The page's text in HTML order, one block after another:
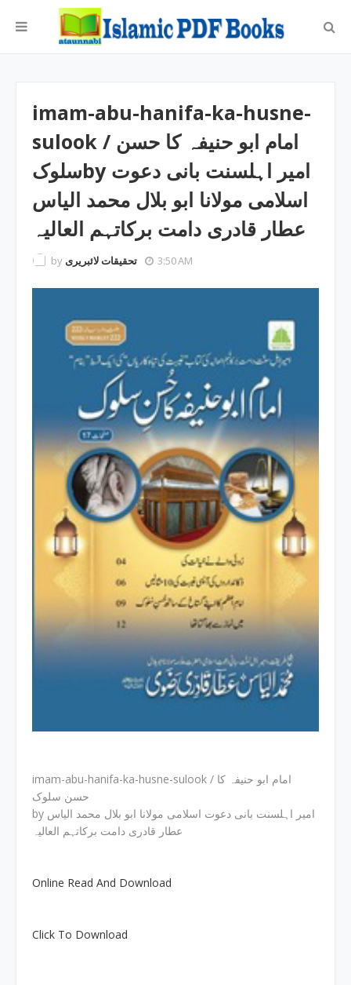
imam-abu-hanifa-ka-husne-
sulook / امام ابو حنیفہ کا حسن
سلوکby امیر اہلسنت بانی دعوت
اسلامی مولانا ابو بلال محمد الیاس
عطار قادری دامت برکاتہم العالیہ
by تحقیقات لائبریری 3:50 AM
imam-abu-hanifa-ka-husne-sulook / امام ابو حنیفہ کا
حسن سلوک
by امیر اہلسنت بانی دعوت اسلامی مولانا ابو بلال محمد الیاس
عطار قادری دامت برکاتہم العالیہ
Online Read And Download
Click To Download